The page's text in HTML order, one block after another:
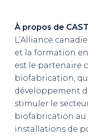
À propos de
L’Alliance
et la formation en
est le partenaire
biofabrication,
développement
stimuler le
biofabrication au
installations de